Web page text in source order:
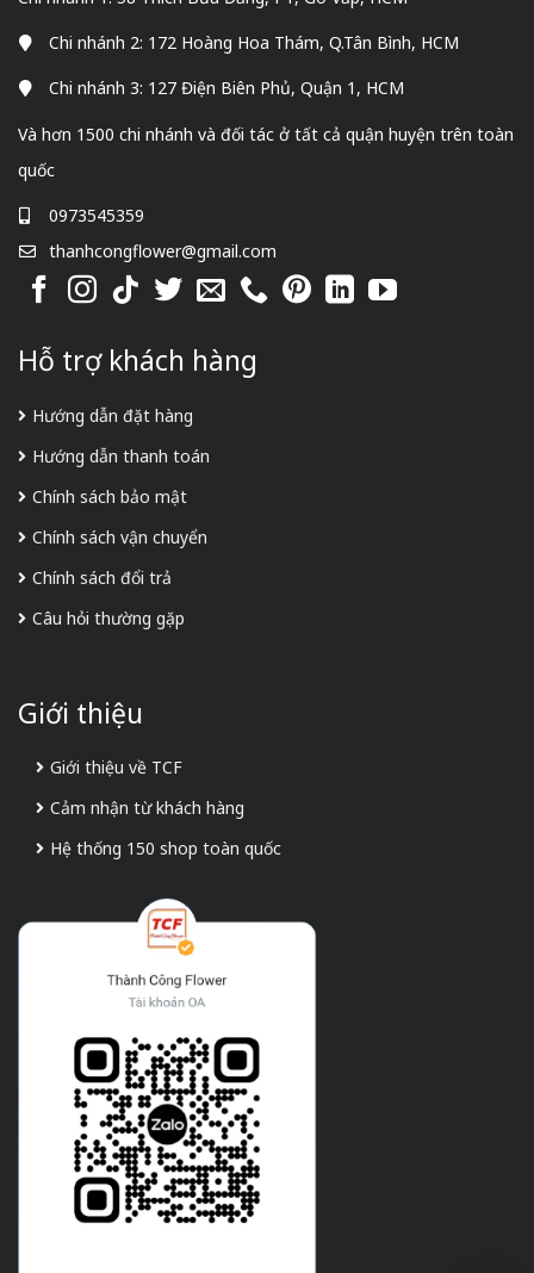
Chi nhánh 2: 172 Hoàng Hoa Thám, Q.Tân Bình, HCM
Chi nhánh 3: 127 Điện Biên Phủ, Quận 1, HCM
Và hơn 1500 chi nhánh và đối tác ở tất cả quận huyện trên toàn
quốc
0973545359
thanhcongflower@gmail.com
Hỗ trợ khách hàng
Hướng dẫn đặt hàng
Hướng dẫn thanh toán
Chính sách bảo mật
Chính sách vận chuyển
Chính sách đổi trả
Câu hỏi thường gặp
Giới thiệu
Giới thiệu về TCF
Cảm nhận từ khách hàng
Hệ thống 150 shop toàn quốc